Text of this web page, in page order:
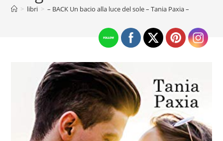
> libri > – BACK Un bacio alla luce del sole – Tania Paxia –